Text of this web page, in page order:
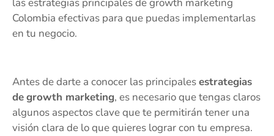
Colombia efectivas para que puedas implementarlas
en tu negocio.
Antes de darte a conocer las principalesestrategias
degrowth marketing, es necesario que tengas claros
algunos aspectos clave que te permitirán tener una
visión clara de lo que quieres lograr con tu empresa.